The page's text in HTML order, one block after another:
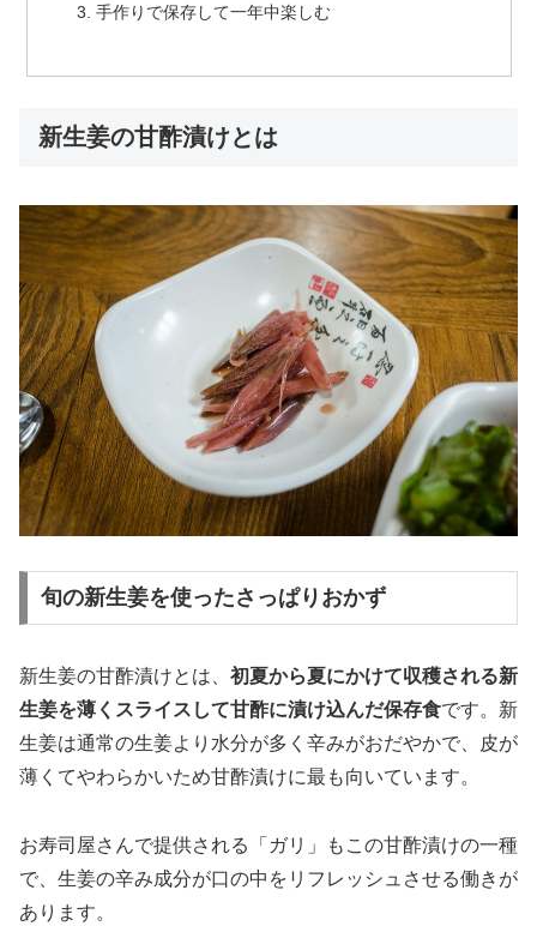
手作りで保存して一年中楽しむ
新生姜の甘酢漬けとは
旬の新生姜を使ったさっぱりおかず
新生姜の甘酢漬けとは、 初夏から夏にかけて収穫される新
生姜を薄くスライスして甘酢に漬け込んだ保存食です。新
生姜は通常の生姜より水分が多く辛みがおだやかで、皮が
薄くてやわらかいため甘酢漬けに最も向いています。
お寿司屋さんで提供される「ガリ」もこの甘酢漬けの一種
で、生姜の辛み成分が口の中をリフレッシュさせる働きが
あります。